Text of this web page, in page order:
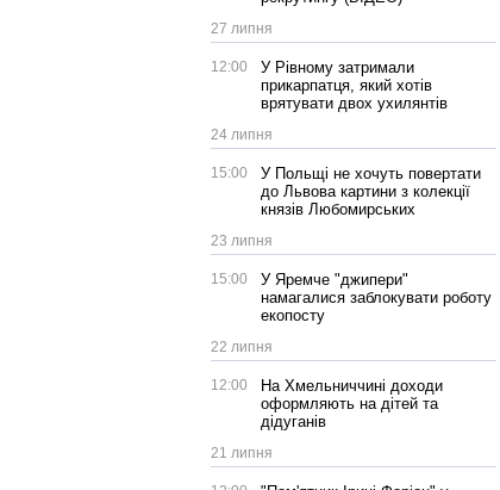
27 липня
12:00
У Рівному затримали
прикарпатця, який хотів
врятувати двох ухилянтів
24 липня
15:00
У Польщі не хочуть повертати
до Львова картини з колекції
князів Любомирських
23 липня
15:00
У Яремче "джипери"
намагалися заблокувати роботу
екопосту
22 липня
12:00
На Хмельниччині доходи
оформляють на дітей та
дідуганів
21 липня